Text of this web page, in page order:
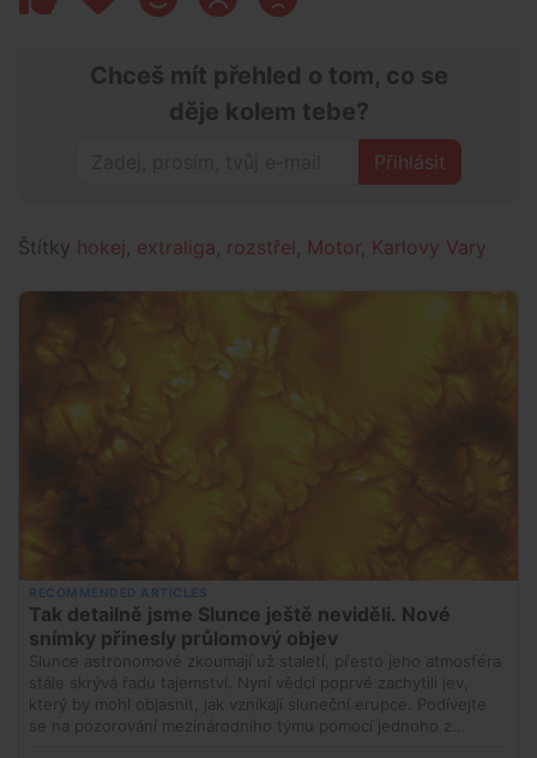
Chceš mít přehled o tom, co se
děje kolem tebe?
Přihlásit
Štítky hokej extraliga rozstřel Motor Karlovy Vary